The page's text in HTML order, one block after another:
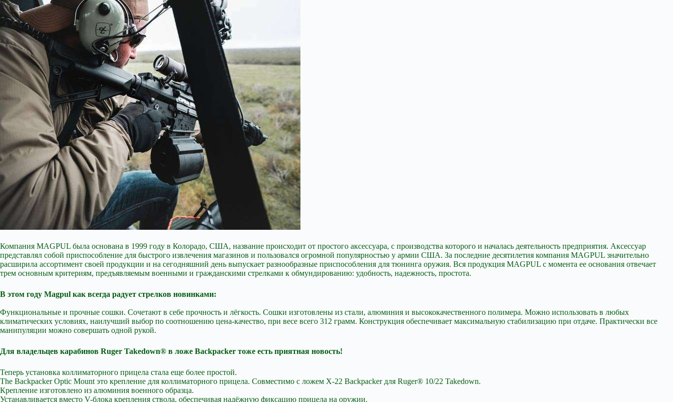
Компания MAGPUL была основана в 1999 году в Колорадо, США, название происходит от простого аксессуара, с производства которого и началась деятельность предприятия. Аксессуар
представлял собой приспособление для быстрого извлечения магазинов и пользовался огромной популярностью у армии США. За последние десятилетия компания MAGPUL значительно
расширила ассортимент своей продукции и на сегодняшний день выпускает разнообразные приспособления для тюнинга оружия. Вся продукция MAGPUL с момента ее основания отвечает
трем основным критериям, предъявляемым военными и гражданскими стрелками к обмундированию: удобность, надежность, простота.
В этом году Magpul как всегда радует стрелков новинками:
Функциональные и прочные сошки. Сочетают в себе прочность и лёгкость. Сошки изготовлены из стали, алюминия и высококачественного полимера. Можно использовать в любых
климатических условиях, наилучший выбор по соотношению цена-качество, при весе всего 312 грамм. Конструкция обеспечивает максимальную стабилизацию при отдаче. Практически все
манипуляции можно совершать одной рукой.
Для владельцев карабинов Ruger Takedown® в ложе Backpacker тоже есть приятная новость!
Теперь установка коллиматорного прицела стала еще более простой.
The Backpacker Optic Mount это крепление для коллиматорного прицела. Совместимо с ложем X-22 Backpacker для Ruger® 10/22 Takedown.
Крепление изготовлено из алюминия военного образца.
Устанавливается вместо V-блока крепления ствола, обеспечивая надёжную фиксацию прицела на оружии.